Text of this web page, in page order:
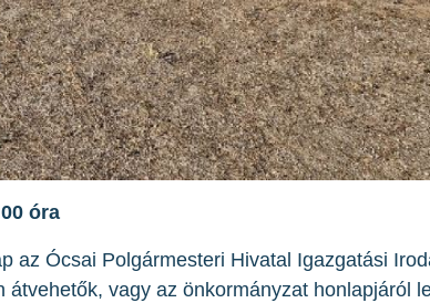
óra
az Ócsai Polgármesteri Hivatal Igazgatási
vagy az önkormányzat honlapjáról